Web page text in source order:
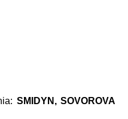
SMIDYN, SOVOROVA